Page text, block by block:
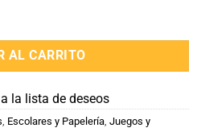
AL CARRITO
la lista de deseos
Escolares y Papelería Juegos y